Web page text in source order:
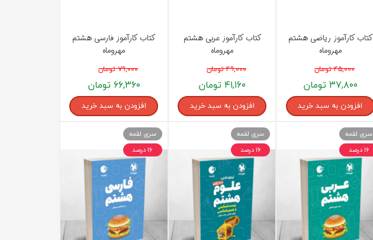
کتاب کارآموز ریاضی هشتم
مهروماه
۴۵,۰۰۰ تومان
۳۷,۸۰۰ تومان
افزودن به سبد خرید
کتاب کارآموز عربی هشتم
مهروماه
۴۹,۰۰۰ تومان
۴۱,۱۶۰ تومان
افزودن به سبد خرید
کتاب کارآموز فارسی هشتم
مهروماه
۷۹,۰۰۰ تومان
۶۶,۳۶۰ تومان
افزودن به سبد خرید
سری لقمه
۱۶ درصد
سری لقمه
۱۶ درصد
سری لقمه
۱۶ درصد